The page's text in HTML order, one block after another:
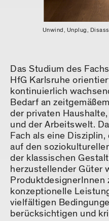
Unwind, Unplug,
Das Studium des
HfG Karlsruhe
kontinuierlich
Bedarf an
der privaten
und der Arbeitswelt.
Fach als eine
auf den
der klassischen
herzustellender Güter
ProduktdesignerInnen
konzeptionelle
vielfältigen
berücksichtigen und